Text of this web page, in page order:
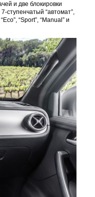
и две блокировки
ступенчатый “автомат”,
“Sport”, “Manual” и